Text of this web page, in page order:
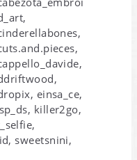
einsa_ce,
killer2go,
sweetsnini,